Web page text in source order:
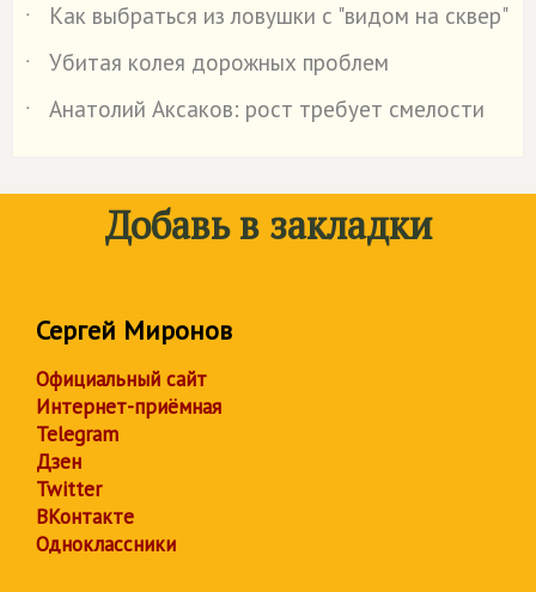
˙
Как выбраться из ловушки с "видом на сквер"
˙
Убитая колея дорожных проблем
˙
Анатолий Аксаков: рост требует смелости
Добавь в закладки
Сергей Миронов
Официальный сайт
Интернет-приёмная
Telegram
Дзен
Twitter
ВКонтакте
Одноклассники